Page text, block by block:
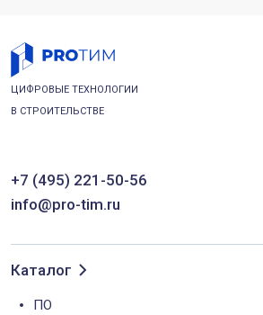
ЦИФРОВЫЕ ТЕХНОЛОГИИ
В СТРОИТЕЛЬСТВЕ
+7 (495) 221-50-56
info@pro-tim.ru
Каталог
ПО